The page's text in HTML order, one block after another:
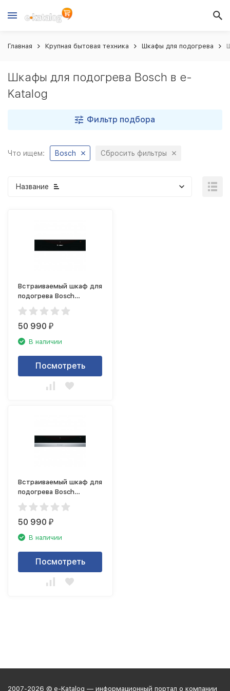
Главная Крупная бытовая техника Шкафы для подогрева
Шкафы для подогрева Bosch в e-
Katalog
Фильтр подбора
Что ищем: Bosch Сбросить фильтры
Название
Встраиваемый шкаф для
подогрева Bosch
BIC630NB1
50 990₽
В наличии
Посмотреть
Встраиваемый шкаф для
подогрева Bosch
BIC630NS1
50 990₽
В наличии
Посмотреть
2007-2026 © e-Katalog — информационный портал о компании